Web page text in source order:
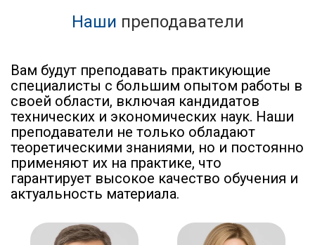
Наши преподаватели
Вам будут преподавать практикующие
специалисты с большим опытом работы в
своей области, включая кандидатов
технических и экономических наук. Наши
преподаватели не только обладают
теоретическими знаниями, но и постоянно
применяют их на практике, что
гарантирует высокое качество обучения и
актуальность материала.